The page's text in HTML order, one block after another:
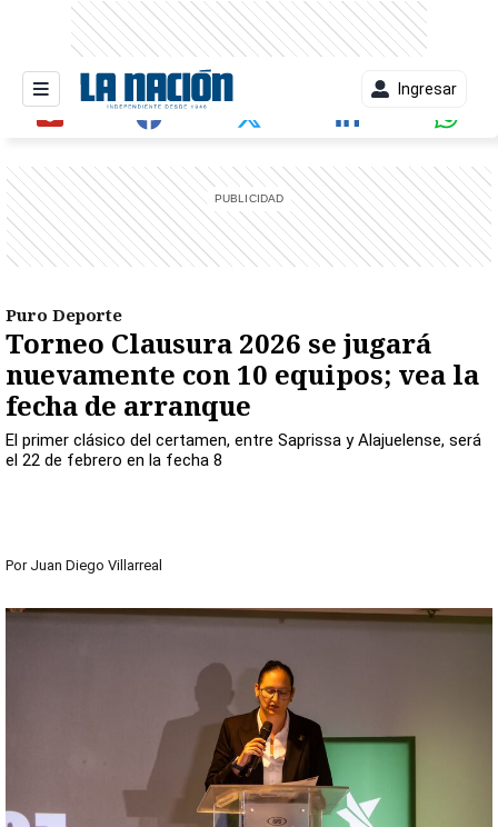
Ingresar
Puro Deporte
Torneo Clausura 2026 se jugará
nuevamente con 10 equipos; vea la
fecha de arranque
El primer clásico del certamen, entre Saprissa y Alajuelense, será
el 22 de febrero en la fecha 8
Por Juan Diego Villarreal